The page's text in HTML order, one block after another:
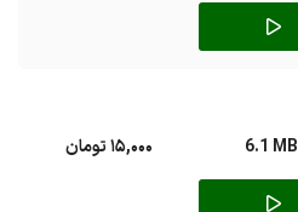
6.1 MB 15,000 تومان